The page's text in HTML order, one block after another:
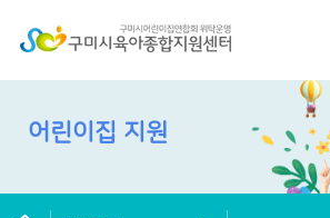
어린이집 지원